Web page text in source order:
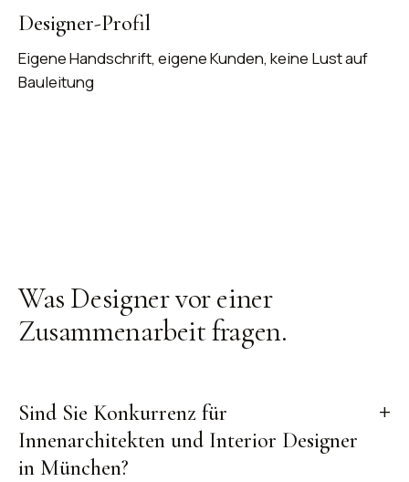
Designer-Profil
Eigene Handschrift, eigene Kunden, keine Lust auf
Bauleitung
Was Designervor einer
Zusammenarbeit fragen.
Sind Sie Konkurrenz für
Innenarchitekten und Interior Designer
in München?